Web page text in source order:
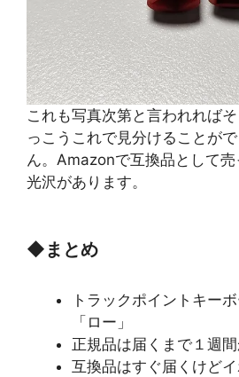
これも写真次第と言われれば
っこうこれで見分けることが
ん。Amazonで互換品として
光沢があります。
◆まとめ
トラックポイントキー
「ロー」
正規品は届くまで１週
互換品はすぐ届くけど